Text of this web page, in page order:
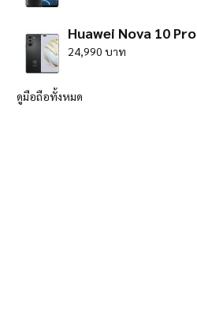
Huawei Nova 10 Pro
24,990 บาท
ดูมือถือทั้งหมด